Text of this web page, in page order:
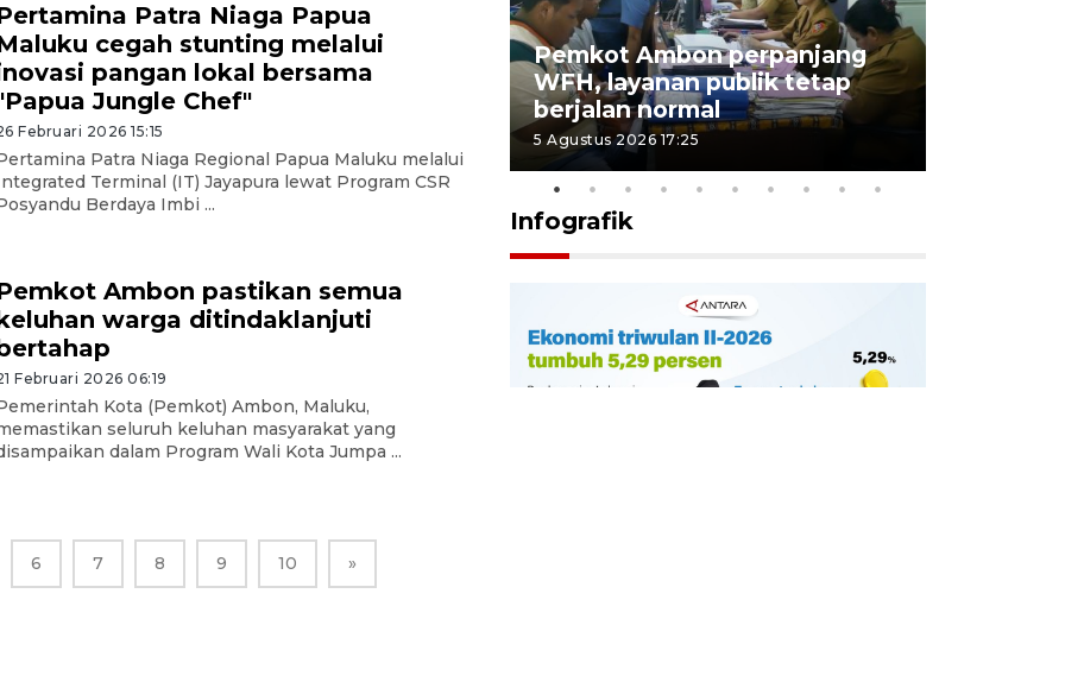
Patra Niaga Papua
cegah stunting melalui
pangan lokal bersama
Jungle Chef"
Februari 2026 15:15
Patra Niaga Regional Papua Maluku melalui
Terminal (IT) Jayapura lewat Program CSR
Berdaya Imbi ...
Ambon pastikan semua
warga ditindaklanjuti
Februari 2026 06:19
Kota (Pemkot) Ambon, Maluku,
seluruh keluhan masyarakat yang
dalam Program Wali Kota Jumpa ...
6 7 8 9 10 »
Ambon ajak semua pihak buka
ruang pada anak di lembaga
pembinaan
23 Juli 2026 14:28
Pemkot Ambon perpanjang
WFH, layanan publik tetap
berjalan normal
5 Agustus 2026 17:25
Infografik